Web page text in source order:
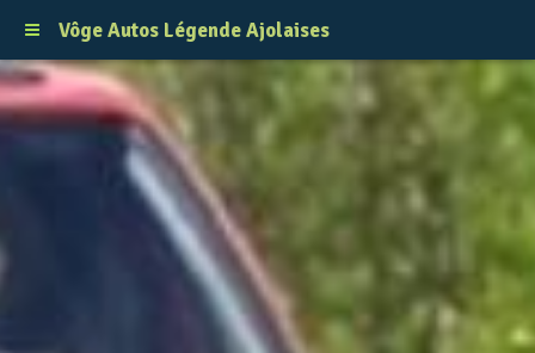
Vôge Autos Légende Ajolaises